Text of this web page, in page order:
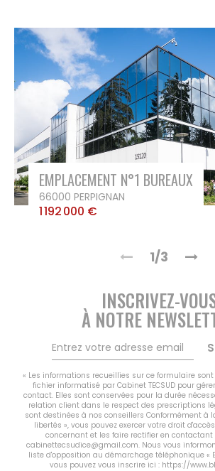
EMPLACEMENT N°1 BUREAUX
66000 PERPIGNAN
1 192 000 €
1/3
INSCRIVEZ-
À NOTRE
« Les informations recueillies sur ce formulaire
fichier informatisé par Cabinet TECSUD pour
contact. Elles sont conservées pour la durée
relation client dans le respect des prescriptions
sont destinées à nos conseillers Conformément à
libertés », vous pouvez exercer votre droit
concernant et les faire rectifier en contactant
cabinettecsudice@gmail.com. Nous vous
liste d'opposition au démarchage téléphonique «
vous pouvez vous inscrire ici : https://